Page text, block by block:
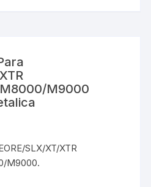
M9000
SLX/XT/XTR
M9000.